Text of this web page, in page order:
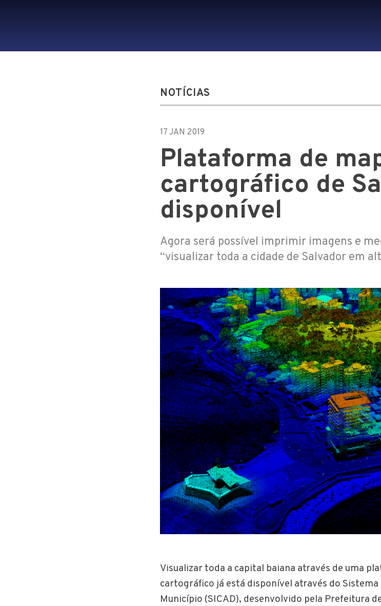
NOTÍCIAS
17 JAN 2019
Plataforma de
cartográfico de
disponível
Agora será possível imprimir imagens e
“visualizar toda a cidade de Salvador em
Visualizar toda a capital baiana através de uma
cartográfico já está disponível através do
Município (SICAD), desenvolvido pela Prefeitura